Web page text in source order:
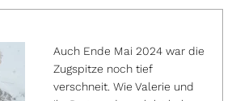
Auch Ende Mai 2024 war die
Zugspitze noch tief
verschneit. Wie Valerie und